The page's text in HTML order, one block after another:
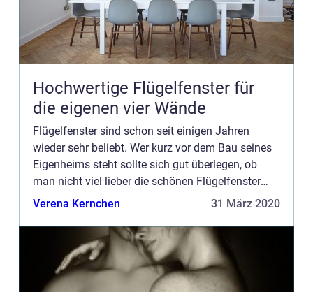
Hochwertige Flügelfenster für
die eigenen vier Wände
Flügelfenster sind schon seit einigen Jahren
wieder sehr beliebt. Wer kurz vor dem Bau seines
Eigenheims steht sollte sich gut überlegen, ob
man nicht viel lieber die schönen Flügelfenster
einbaut. In den vergangenen Jahren wurden
Verena Kernchen 31 März 2020